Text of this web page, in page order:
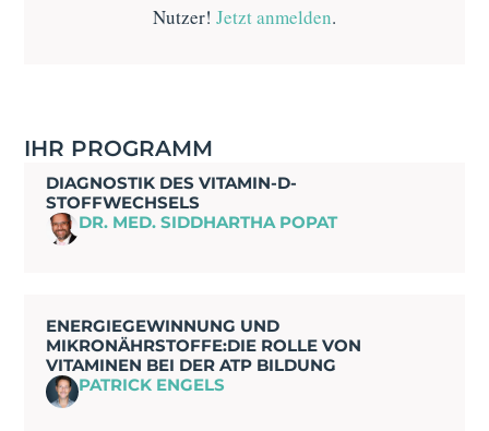
Nutzer! Jetzt anmelden.
IHR PROGRAMM
DIAGNOSTIK DES VITAMIN-D-
STOFFWECHSELS
DR. MED. SIDDHARTHA POPAT
ENERGIEGEWINNUNG UND
MIKRONÄHRSTOFFE:DIE ROLLE VON
VITAMINEN BEI DER ATP BILDUNG
PATRICK ENGELS